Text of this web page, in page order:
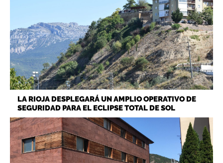
LA RIOJA DESPLEGARÁ UN AMPLIO OPERATIVO DE
SEGURIDAD PARA EL ECLIPSE TOTAL DE SOL